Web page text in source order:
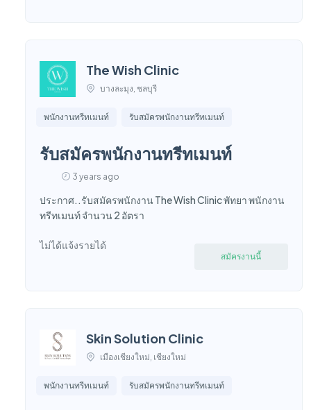
The Wish Clinic
บางละมุง, ชลบุรี
พนักงานทรีทเมนท์ รับสมัครพนักงานทรีทเมนท์
รับสมัครพนักงานทรีทเมนท์
3 years ago
ประกาศ..รับสมัครพนักงาน The Wish Clinic พัทยา พนักงาน
ทรีทเมนท์ จำนวน 2 อัตรา
ไม่ได้แจ้งรายได้
สมัครงานนี้
Skin Solution Clinic
เมืองเชียงใหม่, เชียงใหม่
พนักงานทรีทเมนท์ รับสมัครพนักงานทรีทเมนท์